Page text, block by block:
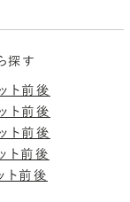
探す
ト前後
ト前後
ト前後
ト前後
ト前後